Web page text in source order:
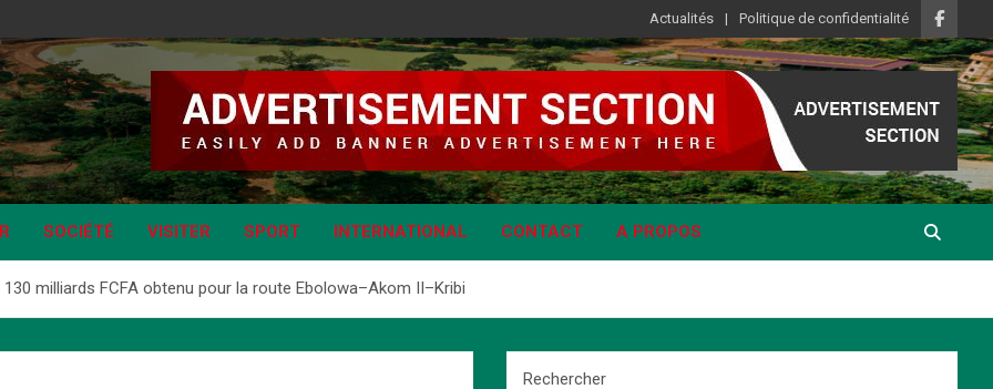
Actualités Politique de confidentialité
SOCIÉTÉ VISITER SPORT INTERNATIONAL CONTACT A PROPOS
milliards FCFA obtenu pour la route Ebolowa–Akom II–Kribi
Rechercher